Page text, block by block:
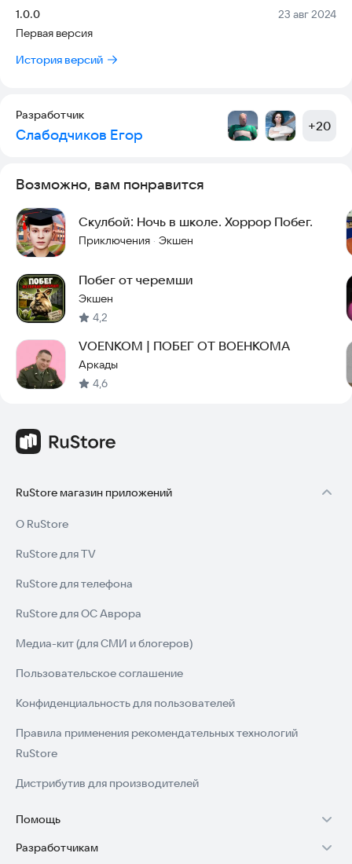
Версия:
1.0.0 Дата:
23 авг 2024
Первая версия
История версий
Разработчик
Слабодчиков Егор +20
Возможно, вам понравится
Скулбой: Ночь в школе. Хоррор Побег.
Приключения · Экшен
Побег от черемши
Экшен
4,2
VOENKOM | ПОБЕГ ОТ ВОЕНКОМА
Аркады
4,6
RuStore магазин приложений
О RuStore
RuStore для TV
RuStore для телефона
RuStore для ОС Аврора
Медиа-кит (для СМИ и блогеров)
Пользовательское соглашение
Конфиденциальность для пользователей
Правила применения рекомендательных технологий
RuStore
Дистрибутив для производителей
Помощь
Установка RuStore на TV
Разработчикам